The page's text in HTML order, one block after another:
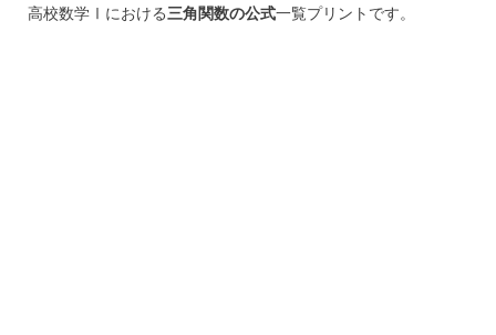
高校数学Ⅰにおける三角関数の公式一覧プリントです。